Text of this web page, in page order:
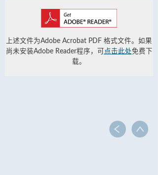
上述文件为Adobe Acrobat PDF 格式文件。如果
尚未安装Adobe Reader程序，可 点击此处免费下
载。